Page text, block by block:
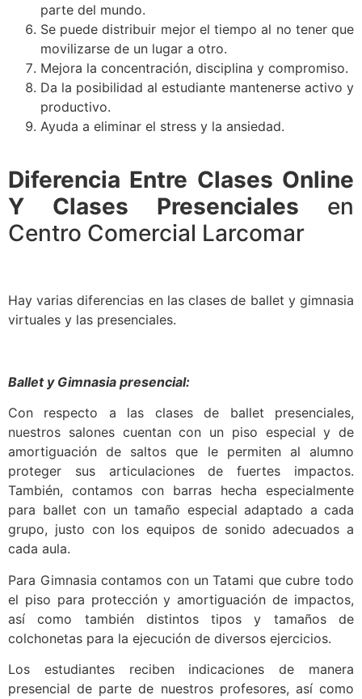
parte del mundo.
Se puede distribuir mejor el tiempo al no tener que
movilizarse de un lugar a otro.
Mejora la concentración, disciplina y compromiso.
Da la posibilidad al estudiante mantenerse activo y
productivo.
Ayuda a eliminar el stress y la ansiedad.
Diferencia Entre Clases Online
Y Clases Presenciales en
Centro Comercial Larcomar
Hay varias diferencias en las clases de ballet y gimnasia
virtuales y las presenciales.
Ballet y Gimnasia presencial:
Con respecto a las clases de ballet presenciales,
nuestros salones cuentan con un piso especial y de
amortiguación de saltos que le permiten al alumno
proteger sus articulaciones de fuertes impactos.
También, contamos con barras hecha especialmente
para ballet con un tamaño especial adaptado a cada
grupo, justo con los equipos de sonido adecuados a
cada aula.
Para Gimnasia contamos con un Tatami que cubre todo
el piso para protección y amortiguación de impactos,
así como también distintos tipos y tamaños de
colchonetas para la ejecución de diversos ejercicios.
Los estudiantes reciben indicaciones de manera
presencial de parte de nuestros profesores, así como